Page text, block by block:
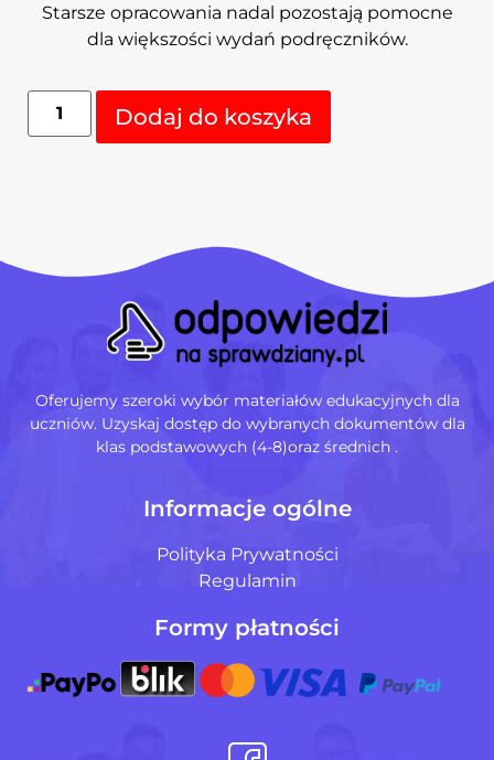
Starsze opracowania nadal pozostają pomocne
dla większości wydań podręczników.
Dodaj do koszyka
Oferujemy szeroki wybór materiałów edukacyjnych dla
uczniów. Uzyskaj dostęp do wybranych dokumentów dla
klas podstawowych (4-8)oraz średnich .
Informacje ogólne
Polityka Prywatności
Regulamin
Formy płatności